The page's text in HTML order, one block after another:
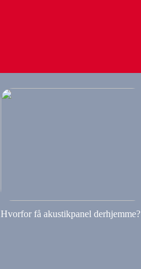
Hvorfor få akustikpanel derhjemme?